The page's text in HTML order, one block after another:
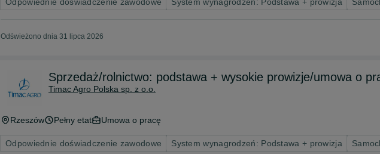
Odświeżono dnia 31 lipca 2026
Sprzedaż/rolnictwo: podstawa + wysokie prowizje/umowa o
Timac Agro Polska sp. z o.o.
Rzeszów Pełny etat Umowa o pracę
Odpowiednie doświadczenie zawodowe System wynagrodzeń: Podstawa + prowizja